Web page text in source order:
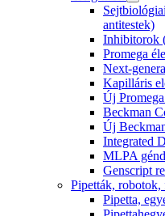
antitestek)
Inhibitorok
Promega
Next-
Kapilláris
Új
Beckman
Új
Integrated
MLPA
Genscript
Pipetták,
Pipetta,